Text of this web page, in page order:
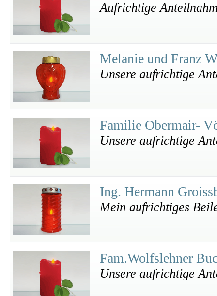
Aufrichtige
Melanie und Franz
Unsere aufrichtige
Familie Obermair-
Unsere aufrichtige
Ing. Hermann
Mein aufrichtiges
Fam.Wolfslehner
Unsere aufrichtige